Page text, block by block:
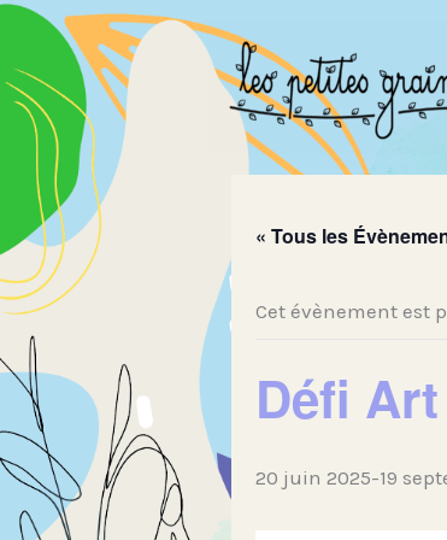
Aller
contenu
« Tous les
Cet évènement est
Défi
20 juin 2025-19